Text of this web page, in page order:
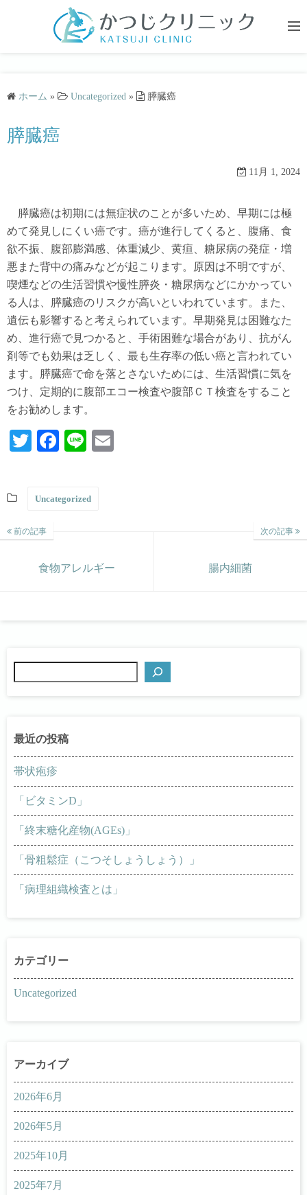
へ
キ
ホーム » Uncategorized » 膵臓癌
膵臓癌
11月 1, 2024
膵臓癌は初期には無症状のことが多いため、早期には極
めて発見しにくい癌です。癌が進行してくると、腹痛、食
欲不振、腹部膨満感、体重減少、黄疸、糖尿病の発症・増
悪また背中の痛みなどが起こります。原因は不明ですが、
喫煙などの生活習慣や慢性膵炎・糖尿病などにかかってい
る人は、膵臓癌のリスクが高いといわれています。また、
遺伝も影響すると考えられています。早期発見は困難なた
め、進行癌で見つかると、手術困難な場合があり、抗がん
剤等でも効果は乏しく、最も生存率の低い癌と言われてい
ます。膵臓癌で命を落とさないためには、生活習慣に気を
つけ、定期的に腹部エコー検査や腹部ＣＴ検査をすること
をお勧めします。
T
r
Fa
ok
Li
Uncategorized
前の記事
食物アレルギー
次の記事
腸内細菌
帯状疱疹
「ビタミンD」
「終末糖化産物(AGEs)」
「骨粗鬆症（こつそしょうしょう）」
「病理組織検査とは」
Uncategorized
2026年6月
2026年5月
2025年10月
2025年7月